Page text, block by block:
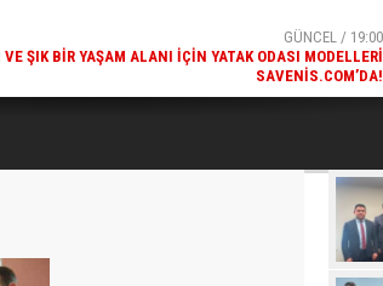
GÜNCEL / 18:38
KARS'IN TURIZM POTANSIYELI BAKÜ'DE TANITILDI